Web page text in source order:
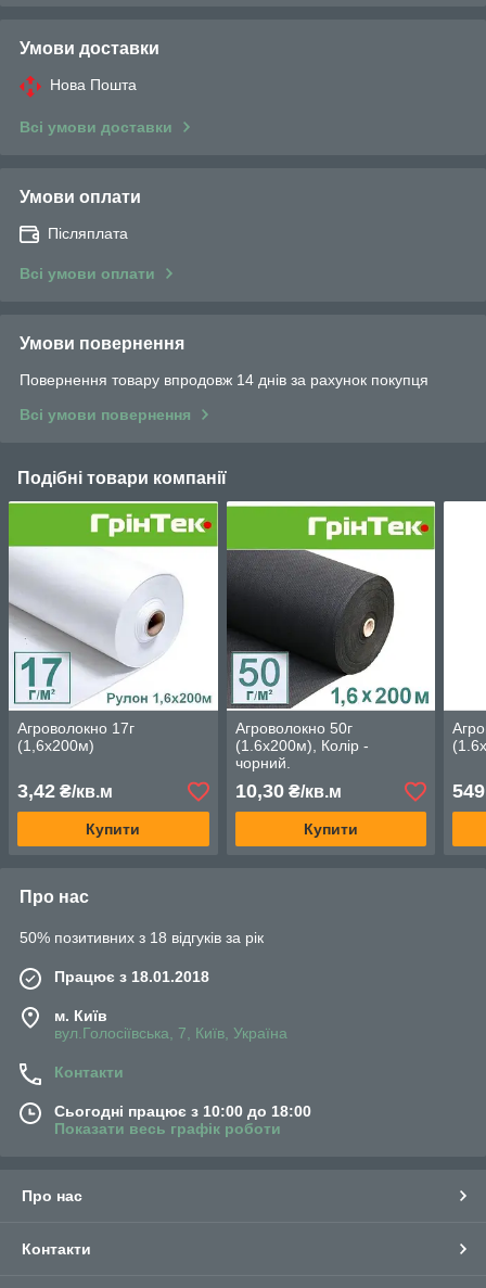
Умови доставки
Нова Пошта
Всі умови доставки
Умови оплати
Післяплата
Всі умови оплати
Умови повернення
Повернення товару впродовж 14 днів за рахунок покупця
Всі умови повернення
Подібні товари компанії
Агроволокно 17г
(1,6х200м)
3,42 ₴/кв.м
Купити
Агроволокно 50г
(1.6х200м), Колір -
чорний.
10,30₴/кв.м
Купити
549
Про нас
50% позитивних з 18 відгуків за рік
Працює з 18.01.2018
м. Київ
вул.Голосіївська, 7, Київ, Україна
Контакти
Сьогодні працює з 10:00 до 18:00
Показати весь графік роботи
Про нас
Контакти